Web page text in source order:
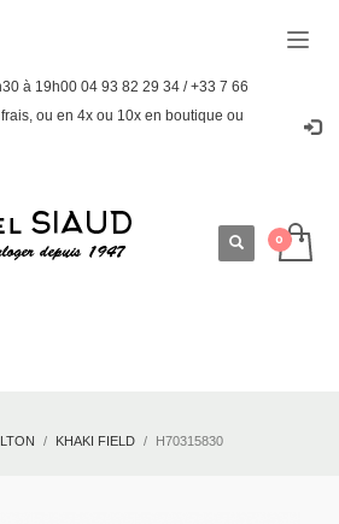
à 19h00 04 93 82 29 34 / +33 7 66
ou en 4x ou 10x en boutique ou
KHAKI FIELD H70315830